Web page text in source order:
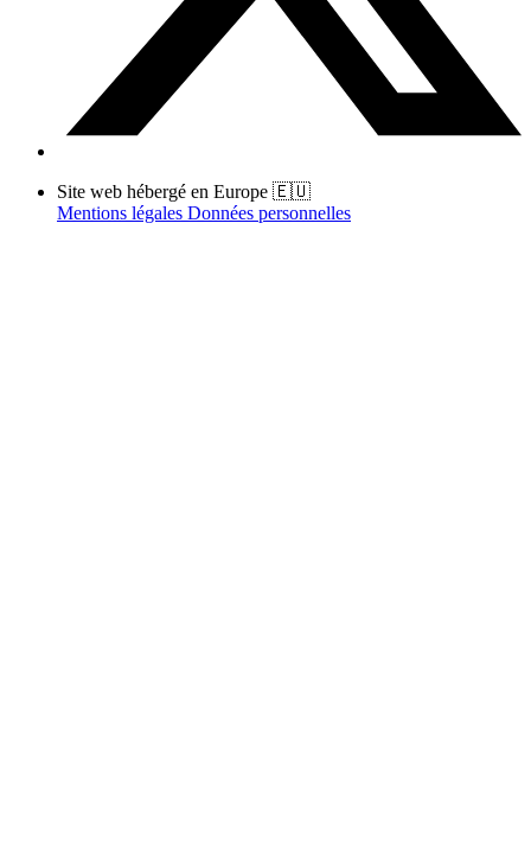
Site web hébergé en Europe 🇪🇺
Mentions légales Données personnelles